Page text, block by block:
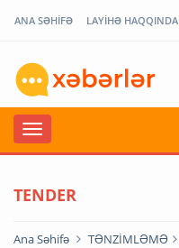
ANA SƏHİFƏ LAYİHƏ HAQQINDA
TENDER
Ana Səhifə TƏNZİMLƏMƏ